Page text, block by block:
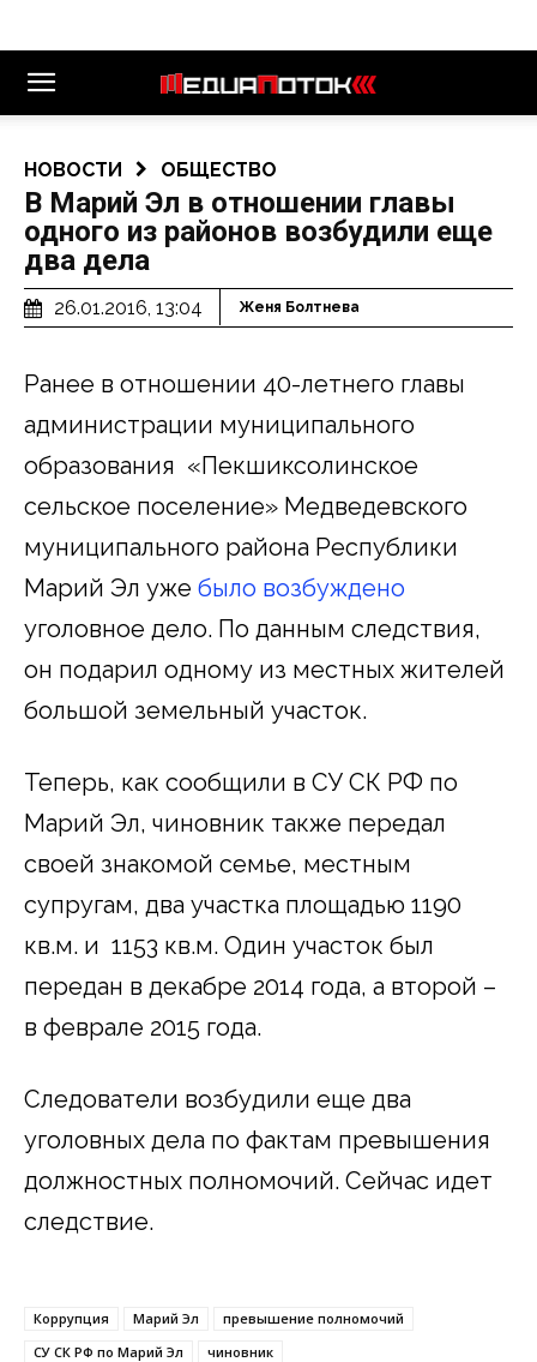
НОВОСТИ ОБЩЕСТВО
В Марий Эл в отношении главы
одного из районов возбудили еще
два дела
26.01.2016, 13:04 Женя Болтнева
Ранее в отношении 40-летнего главы
администрации муниципального
образования «Пекшиксолинское
сельское поселение» Медведевского
муниципального района Республики
Марий Эл уже было возбуждено
уголовное дело. По данным следствия,
он подарил одному из местных жителей
большой земельный участок.
Теперь, как сообщили в СУ СК РФ по
Марий Эл, чиновник также передал
своей знакомой семье, местным
супругам, два участка площадью 1190
кв.м. и 1153 кв.м. Один участок был
передан в декабре 2014 года, а второй –
в феврале 2015 года.
Следователи возбудили еще два
уголовных дела по фактам превышения
должностных полномочий. Сейчас идет
следствие.
Коррупция Марий Эл
превышение полномочий
СУ СК РФ по Марий Эл
чиновник